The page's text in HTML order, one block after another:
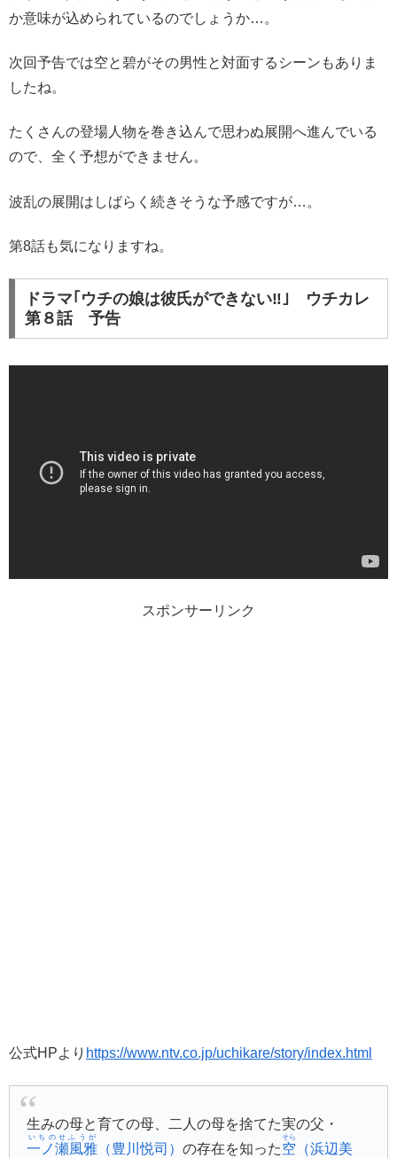
か意味が込められているのでしょうか…。
次回予告では空と碧がその男性と対面するシーンもありま
したね。
たくさんの登場人物を巻き込んで思わぬ展開へ進んでいる
ので、全く予想ができません。
波乱の展開はしばらく続きそうな予感ですが…。
第8話も気になりますね。
ドラマ｢ウチの娘は彼氏ができない‼｣ ウチカレ
第８話 予告
スポンサーリンク
公式HPより https://www.ntv.co.jp/uchikare/story/index.html
生みの母と育ての母、二人の母を捨てた実の父・
一ノ瀬風雅
いちのせふうが
（豊川悦司）の存在を知った空
そら
（浜辺美